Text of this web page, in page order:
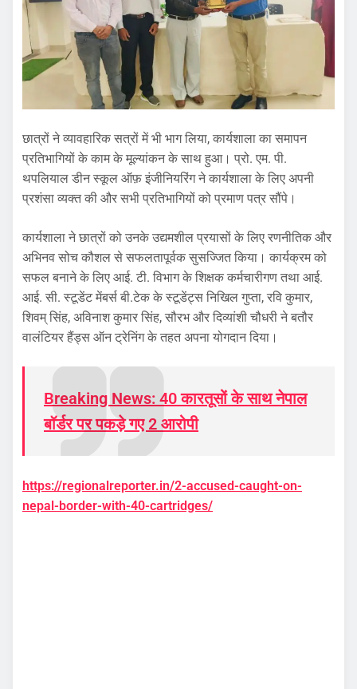
छात्रों ने व्यावहारिक सत्रों में भी भाग लिया, कार्यशाला का समापन
प्रतिभागियों के काम के मूल्यांकन के साथ हुआ। प्रो. एम. पी.
थपलियाल डीन स्कूल ऑफ़ इंजीनियरिंग ने कार्यशाला के लिए अपनी
प्रशंसा व्यक्त की और सभी प्रतिभागियों को प्रमाण पत्र सौंपे।
कार्यशाला ने छात्रों को उनके उद्यमशील प्रयासों के लिए रणनीतिक और
अभिनव सोच कौशल से सफलतापूर्वक सुसज्जित किया। कार्यक्रम को
सफल बनाने के लिए आई. टी. विभाग के शिक्षक कर्मचारीगण तथा आई.
आई. सी. स्टूडेंट मेंबर्स बी.टेक के स्टूडेंट्स निखिल गुप्ता, रवि कुमार,
शिवम् सिंह, अविनाश कुमार सिंह, सौरभ और दिव्यांशी चौधरी ने बतौर
वालंटियर हैंड्स ऑन ट्रेनिंग के तहत अपना योगदान दिया।
Breaking News: 40 कारतूसों के साथ नेपाल
बॉर्डर पर पकड़े गए 2 आरोपी
https://regionalreporter.in/2-accused-caught-on-
nepal-border-with-40-cartridges/